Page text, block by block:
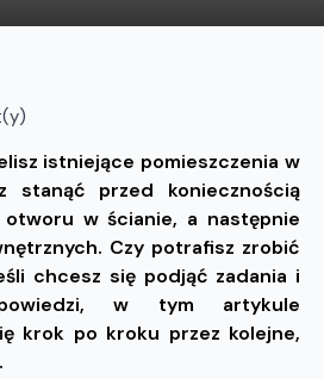
istniejące pomieszczenia w
stanąć przed koniecznością
w ścianie, a następnie
Czy potrafisz zrobić
chcesz się podjąć zadania i
w tym artykule
krok po kroku przez kolejne,